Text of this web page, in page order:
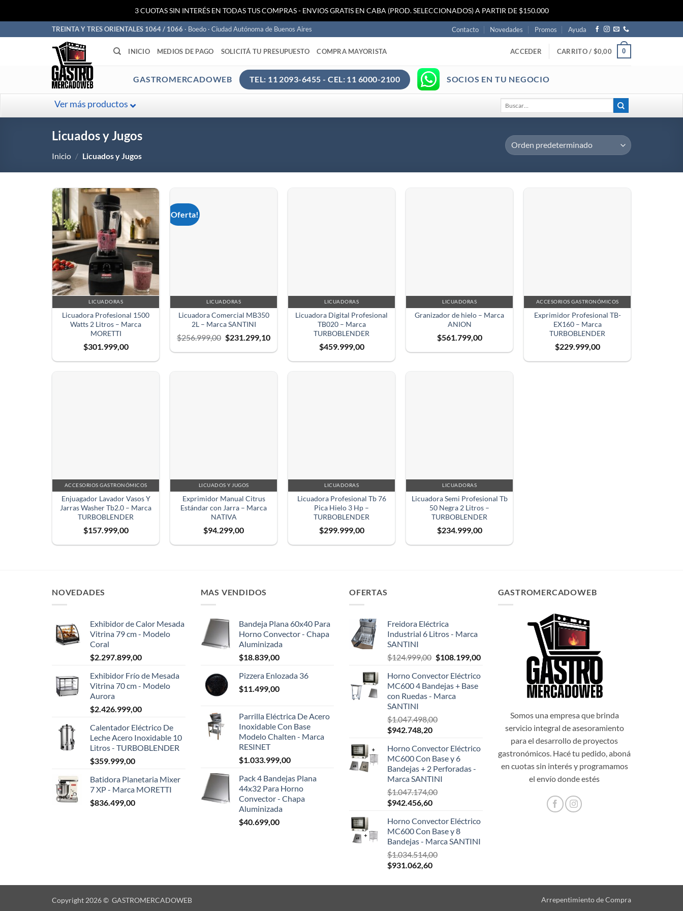
3 CUOTAS SIN INTERÉS EN TODAS TUS COMPRAS - ENVIOS GRATIS EN CABA (PROD. SELECCIONADOS) A PARTIR DE $150.000
al
TREINTA Y TRES ORIENTALES 1064 / 1066 · Boedo · Ciudad Autónoma de Buenos Aires Contacto Novedades Promos Ayuda
INICIO MEDIOS DE PAGO SOLICITÁ TU PRESUPUESTO COMPRA MAYORISTA ACCEDER CARRITO / $0,00 0
GASTROMERCADOWEB TEL: 11 2093-6455 - CEL: 11 6000-2100 SOCIOS EN TU NEGOCIO
Ver más productos
por:
Licuados y Jugos
Inicio / Licuados y Jugos
LICUADORAS
Licuadora Profesional 1500
Watts 2 Litros – Marca
MORETTI
$301.999,00
¡Oferta!
LICUADORAS
Licuadora Comercial MB350
2L – Marca SANTINI
$256.999,00 El
precio
original
$231.299,10El
actual
LICUADORAS
Licuadora Digital Profesional
TB020 – Marca
TURBOBLENDER
$459.999,00
LICUADORAS
Granizador de hielo – Marca
ANION
$561.799,00
ACCESORIOS GASTRONÓMICOS
Exprimidor Profesional TB-
EX160 – Marca
TURBOBLENDER
$229.999,00
ACCESORIOS GASTRONÓMICOS
Enjuagador Lavador Vasos Y
Jarras Washer Tb2.0 – Marca
TURBOBLENDER
$157.999,00
LICUADOS Y JUGOS
Exprimidor Manual Citrus
Estándar con Jarra – Marca
NATIVA
$94.299,00
LICUADORAS
Licuadora Profesional Tb 76
Pica Hielo 3 Hp –
TURBOBLENDER
$299.999,00
LICUADORAS
Licuadora Semi Profesional Tb
50 Negra 2 Litros –
TURBOBLENDER
$234.999,00
NOVEDADES
Exhibidor de Calor Mesada
Vitrina 79 cm - Modelo
Coral
$2.297.899,00
Exhibidor Frío de Mesada
Vitrina 70 cm - Modelo
Aurora
$2.426.999,00
Calentador Eléctrico De
Leche Acero Inoxidable 10
Litros - TURBOBLENDER
$359.999,00
Batidora Planetaria Mixer
7 XP - Marca MORETTI
$836.499,00
MAS VENDIDOS
Bandeja Plana 60x40 Para
Horno Convector - Chapa
Aluminizada
$18.839,00
Pizzera Enlozada 36
$11.499,00
Parrilla Eléctrica De Acero
Inoxidable Con Base
Modelo Chalten - Marca
RESINET
$1.033.999,00
Pack 4 Bandejas Plana
44x32 Para Horno
Convector - Chapa
Aluminizada
$40.699,00
OFERTAS
Freidora Eléctrica
Industrial 6 Litros - Marca
SANTINI
$124.999,00 El
original
era:
$124.999,00.
$108.199,00El
actual
Horno Convector Eléctrico
MC600 4 Bandejas + Base
con Ruedas - Marca
SANTINI
$1.047.498,00
El
original
era:
$1.047.498,00.
$942.748,20El
actual
es:
$942.748,20.
Horno Convector Eléctrico
MC600 Con Base y 6
Bandejas + 2 Perforadas -
Marca SANTINI
$1.047.174,00
El
original
era:
$1.047.174,00.
$942.456,60El
actual
es:
$942.456,60.
Horno Convector Eléctrico
MC600 Con Base y 8
Bandejas - Marca SANTINI
$1.034.514,00
El
original
$931.062,60El
actual
GASTROMERCADOWEB
Somos una empresa que brinda
servicio integral de asesoramiento
para el desarrollo de proyectos
gastronómicos. Hacé tu pedido, aboná
en cuotas sin interés y programamos
el envío donde estés
Arrepentimiento de Compra
Copyright 2026 © GASTROMERCADOWEB